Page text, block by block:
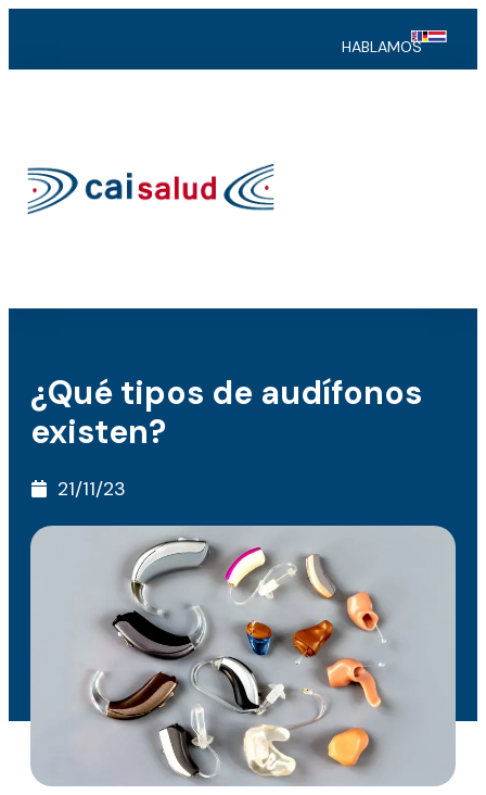
HABLAMOS
¿Qué tipos de audífonos
existen?
21/11/23